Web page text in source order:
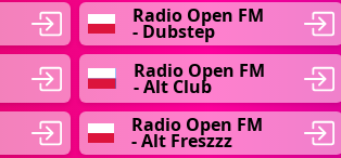
Radio Open FM
- Dubstep
Radio Open FM
- Alt Club
Radio Open FM
- Alt Freszzz